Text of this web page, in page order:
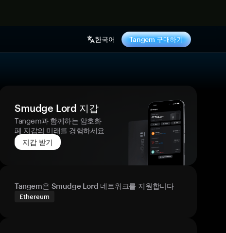
한국어 Tangem 구매하기
Smudge Lord 지갑
Tangem과 함께하는 암호화
폐 지갑의 미래를 경험하세요
지갑 받기
Tangem은 Smudge Lord 네트워크를 지원합니다
Ethereum